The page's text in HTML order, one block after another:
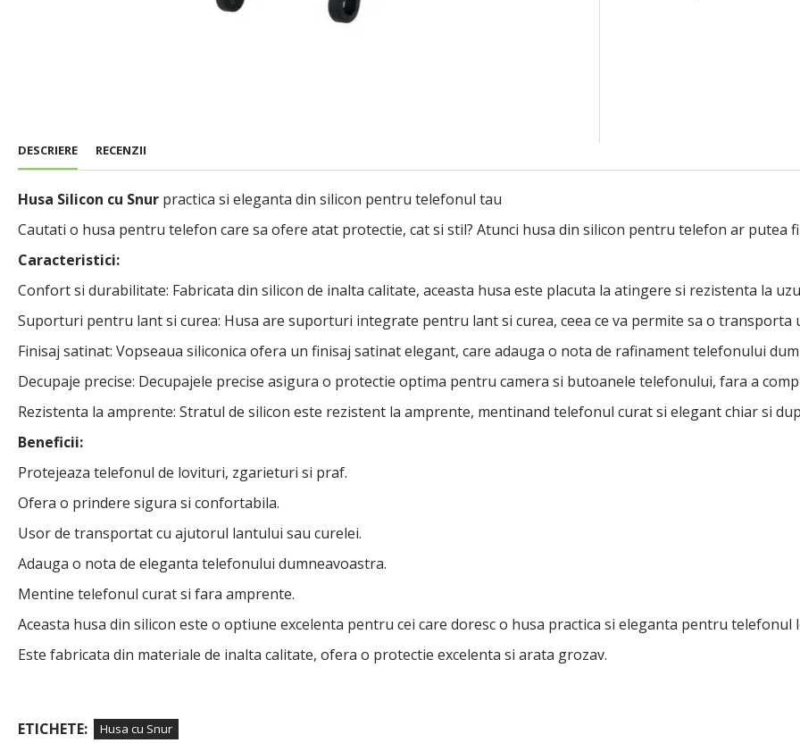
DESCRIERE RECENZII
Husa Silicon cu Snur practica si eleganta din silicon pentru telefonul tau
Cautati o husa pentru telefon care sa ofere atat protectie, cat si stil? Atunci husa din silicon pentru telefon ar putea
Caracteristici:
Confort si durabilitate: Fabricata din silicon de inalta calitate, aceasta husa este placuta la atingere si rezistenta la
Suporturi pentru lant si curea: Husa are suporturi integrate pentru lant si curea, ceea ce va permite sa o transporta
Finisaj satinat: Vopseaua siliconica ofera un finisaj satinat elegant, care adauga o nota de rafinament telefonului
Decupaje precise: Decupajele precise asigura o protectie optima pentru camera si butoanele telefonului, fara a
Rezistenta la amprente: Stratul de silicon este rezistent la amprente, mentinand telefonul curat si elegant chiar si
Beneficii:
Protejeaza telefonul de lovituri, zgarieturi si praf.
Ofera o prindere sigura si confortabila.
Usor de transportat cu ajutorul lantului sau curelei.
Adauga o nota de eleganta telefonului dumneavoastra.
Mentine telefonul curat si fara amprente.
Aceasta husa din silicon este o optiune excelenta pentru cei care doresc o husa practica si eleganta pentru telefonul
Este fabricata din materiale de inalta calitate, ofera o protectie excelenta si arata grozav.
ETICHETE: Husa cu Snur